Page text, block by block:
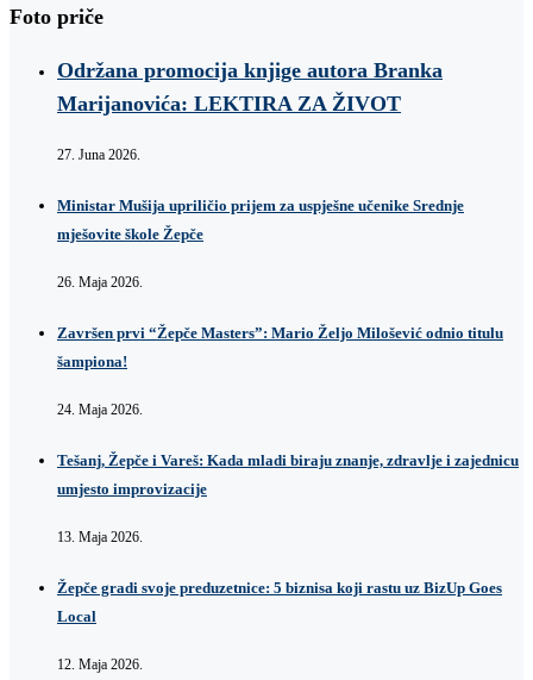
Foto priče
Održana promocija knjige autora Branka
Marijanovića: LEKTIRA ZA ŽIVOT
27. Juna 2026.
Ministar Mušija upriličio prijem za uspješne učenike Srednje
mješovite škole Žepče
26. Maja 2026.
Završen prvi “Žepče Masters”: Mario Željo Milošević odnio titulu
šampiona!
24. Maja 2026.
Tešanj, Žepče i Vareš: Kada mladi biraju znanje, zdravlje i zajednicu
umjesto improvizacije
13. Maja 2026.
Žepče gradi svoje preduzetnice: 5 biznisa koji rastu uz BizUp Goes
Local
12. Maja 2026.